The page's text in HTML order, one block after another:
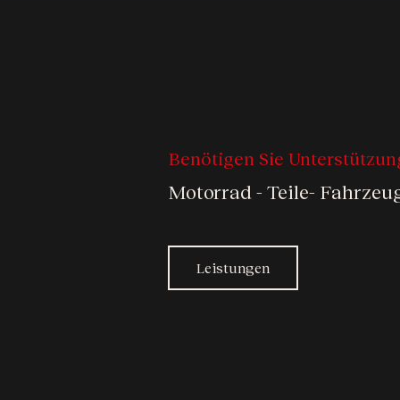
Benötigen Sie
Motorrad - Teile-
Leistungen